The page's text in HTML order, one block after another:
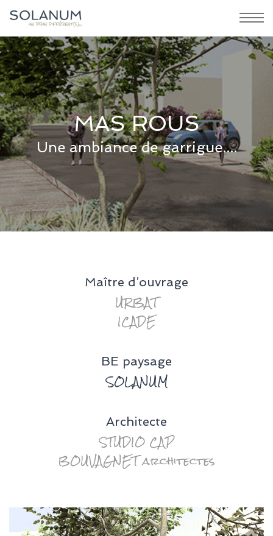
MAS ROUS
Une ambiance de garrigue....
Maître d’ouvrage
URBAT
ICADE
BE paysage
SOLANUM
Architecte
STUDIO CAP
BOUVAGNET architectes